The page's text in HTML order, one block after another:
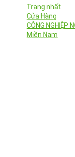
Trang nhất
Cửa Hàng
CÔNG NGHIỆP
Miền Nam